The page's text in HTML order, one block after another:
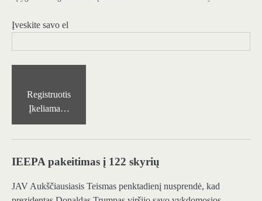
Įveskite savo el
Registruotis
Įkeliama…
IEEPA pakeitimas į 122 skyrių
JAV Aukščiausiasis Teismas penktadienį nusprendė, kad